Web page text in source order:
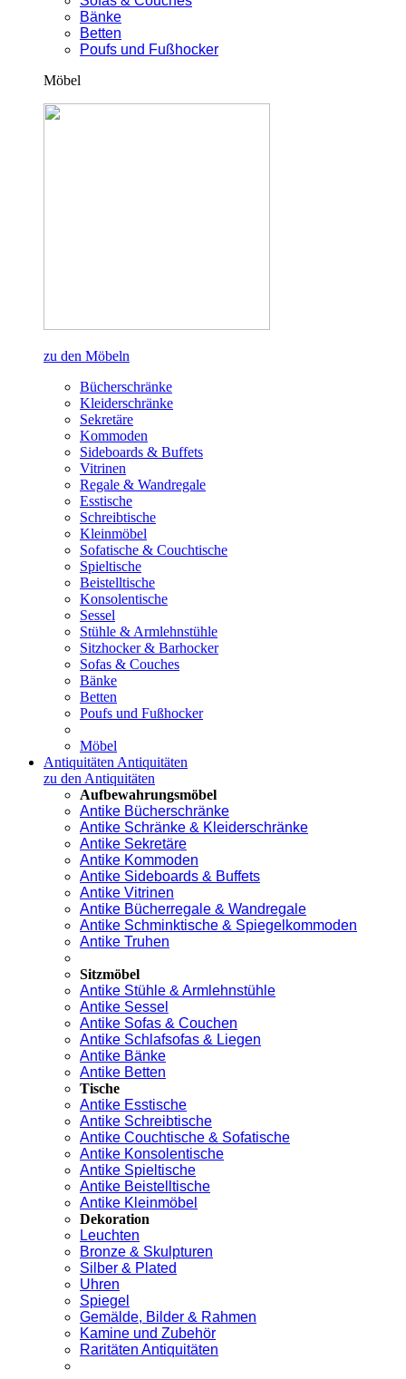
Bänke
Betten
Poufs und Fußhocker
Möbel
zu den Möbeln
Bücherschränke
Kleiderschränke
Sekretäre
Kommoden
Sideboards & Buffets
Vitrinen
Regale & Wandregale
Esstische
Schreibtische
Kleinmöbel
Sofatische & Couchtische
Spieltische
Beistelltische
Konsolentische
Sessel
Stühle & Armlehnstühle
Sitzhocker & Barhocker
Sofas & Couches
Bänke
Betten
Poufs und Fußhocker
Möbel
Antiquitäten Antiquitäten
zu den Antiquitäten
Aufbewahrungsmöbel
Antike Bücherschränke
Antike Schränke & Kleiderschränke
Antike Sekretäre
Antike Kommoden
Antike Sideboards & Buffets
Antike Vitrinen
Antike Bücherregale & Wandregale
Antike Schminktische & Spiegelkommoden
Antike Truhen
Sitzmöbel
Antike Stühle & Armlehnstühle
Antike Sessel
Antike Sofas & Couchen
Antike Schlafsofas & Liegen
Antike Bänke
Antike Betten
Tische
Antike Esstische
Antike Schreibtische
Antike Couchtische & Sofatische
Antike Konsolentische
Antike Spieltische
Antike Beistelltische
Antike Kleinmöbel
Dekoration
Leuchten
Bronze & Skulpturen
Silber & Plated
Uhren
Spiegel
Gemälde, Bilder & Rahmen
Kamine und Zubehör
Raritäten Antiquitäten